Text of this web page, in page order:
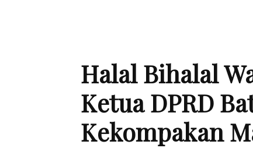
Halal Bihalal
Ketua DPRD
Kekompakan